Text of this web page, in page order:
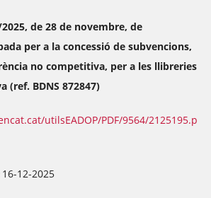
de 28 de novembre, de
per a la concessió de subvencions,
no competitiva, per a les llibreries
(ref. BDNS 872847)
utilsEADOP/PDF/9564/2125195.p
12-2025